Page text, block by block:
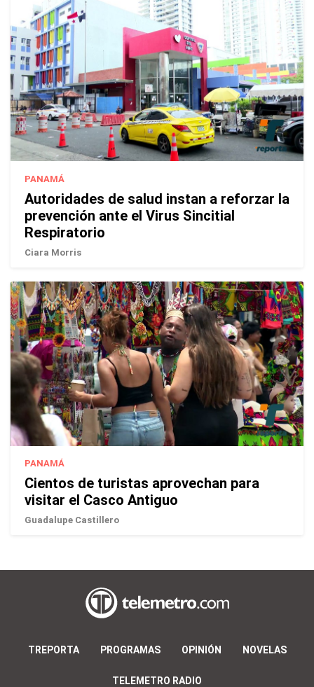
PANAMÁ
Autoridades de salud instan a reforzar la
prevención ante el Virus Sincitial
Respiratorio
Ciara Morris
PANAMÁ
Cientos de turistas aprovechan para
visitar el Casco Antiguo
Guadalupe Castillero
TREPORTA PROGRAMAS OPINIÓN NOVELAS
TELEMETRO RADIO